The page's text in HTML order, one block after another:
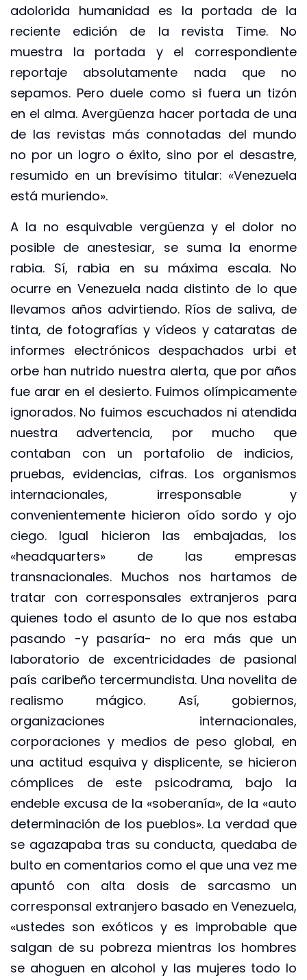
adolorida humanidad es la portada de la
reciente edición de la revista Time. No
muestra la portada y el correspondiente
reportaje absolutamente nada que no
sepamos. Pero duele como si fuera un tizón
en el alma. Avergüenza hacer portada de una
de las revistas más connotadas del mundo
no por un logro o éxito, sino por el desastre,
resumido en un brevísimo titular: «Venezuela
está muriendo».
A la no esquivable vergüenza y el dolor no
posible de anestesiar, se suma la enorme
rabia. Sí, rabia en su máxima escala. No
ocurre en Venezuela nada distinto de lo que
llevamos años advirtiendo. Ríos de saliva, de
tinta, de fotografías y vídeos y cataratas de
informes electrónicos despachados urbi et
orbe han nutrido nuestra alerta, que por años
fue arar en el desierto. Fuimos olímpicamente
ignorados. No fuimos escuchados ni atendida
nuestra advertencia, por mucho que
contaban con un portafolio de indicios,
pruebas, evidencias, cifras. Los organismos
internacionales, irresponsable y
convenientemente hicieron oído sordo y ojo
ciego. Igual hicieron las embajadas, los
«headquarters» de las empresas
transnacionales. Muchos nos hartamos de
tratar con corresponsales extranjeros para
quienes todo el asunto de lo que nos estaba
pasando -y pasaría- no era más que un
laboratorio de excentricidades de pasional
país caribeño tercermundista. Una novelita de
realismo mágico. Así, gobiernos,
organizaciones internacionales,
corporaciones y medios de peso global, en
una actitud esquiva y displicente, se hicieron
cómplices de este psicodrama, bajo la
endeble excusa de la «soberanía», de la «auto
determinación de los pueblos». La verdad que
se agazapaba tras su conducta, quedaba de
bulto en comentarios como el que una vez me
apuntó con alta dosis de sarcasmo un
corresponsal extranjero basado en Venezuela,
«ustedes son exóticos y es improbable que
salgan de su pobreza mientras los hombres
se ahoguen en alcohol y las mujeres todo lo